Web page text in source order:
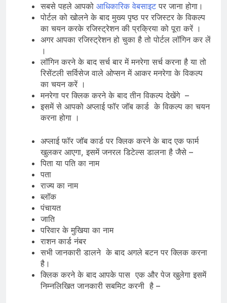
सबसे पहले आपको आधिकारिक वेबसाइटपर जाना होगा।
पोर्टल को खोलने के बाद मुख्य पृष्ठ पर रजिस्टर के विकल्प
का चयन करके रजिस्ट्रेशन की प्रक्रिया को पूरा करें ।
अगर आपका रजिस्ट्रेशन हो चुका है तो पोर्टल लॉगिन कर लें
।
लॉगिन करने के बाद सर्च बार में मनरेगा सर्च करना है या तो
रिसेंटली सर्विसेज वाले ओप्सन में आकर मनरेगा के विकल्प
का चयन करें ।
मनरेगा पर क्लिक करने के बाद तीन विकल्प देखेंगे –
इसमें से आपको अप्लाई फॉर जॉब कार्ड के विकल्प का चयन
करना होगा ।
अप्लाई फॉर जॉब कार्ड पर क्लिक करने के बाद एक फार्म
खुलकर आएगा, इसमें जनरल डिटेल्स डालना है जैसे –
पिता या पति का नाम
पता
राज्य का नाम
ब्लॉक
पंचायत
जाति
परिवार के मुखिया का नाम
राशन कार्ड नंबर
सभी जानकारी डालने के बाद अगले बटन पर क्लिक करना
है।
क्लिक करने के बाद आपके पास एक और पेज खुलेगा इसमें
निम्नलिखित जानकारी सबमिट करनी है –